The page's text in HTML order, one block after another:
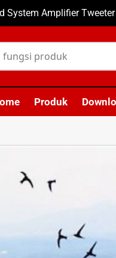
System Amplifier
Produk